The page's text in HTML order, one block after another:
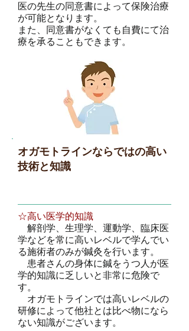
医の先生の同意書によって保険治療
が可能となります。
また、同意書がなくても自費にて治
療を承ることもできます。
オガモトラインならではの高い
技術と知識
☆高い医学的知識
解剖学、生理学、運動学、臨床医
学などを常に高いレベルで学んでい
る施術者のみが鍼灸を行います。
患者さんの身体に鍼をうつ人が医
学的知識に乏しいと非常に危険で
す。
オガモトラインでは高いレベルの
研修によって他社とは比べ物になら
ない知識がございます。